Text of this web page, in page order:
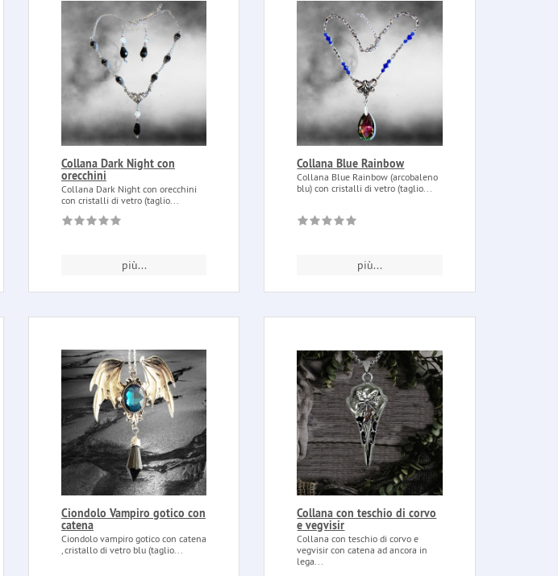
Collana Dark Night con
orecchini
Collana Dark Night con orecchini
con cristalli di vetro (taglio...
più...
Collana Blue Rainbow
Collana Blue Rainbow (arcobaleno
blu) con cristalli di vetro (taglio...
più...
Ciondolo Vampiro gotico con
catena
Ciondolo vampiro gotico con catena
, cristallo di vetro blu (taglio...
Collana con teschio di corvo
e vegvisir
Collana con teschio di corvo e
vegvisir con catena ad ancora in
lega...